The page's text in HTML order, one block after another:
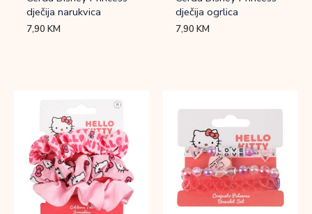
dječija narukvica
7,90KM
dječija ogrlica
7,90KM